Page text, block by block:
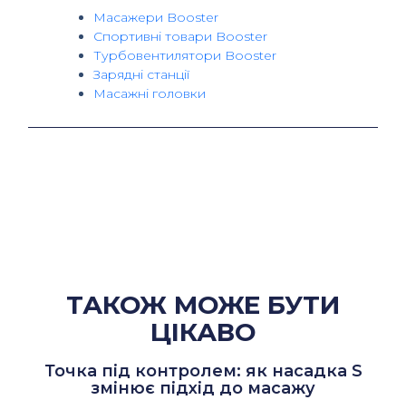
Масажери Booster
Спортивні товари Booster
Турбовентилятори Booster
Зарядні станції
Масажні головки
ТАКОЖ МОЖЕ БУТИ
ЦІКАВО
Точка під контролем: як насадка S
змінює підхід до масажу